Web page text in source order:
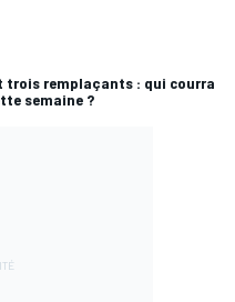
trois remplaçants : qui courra
semaine ?